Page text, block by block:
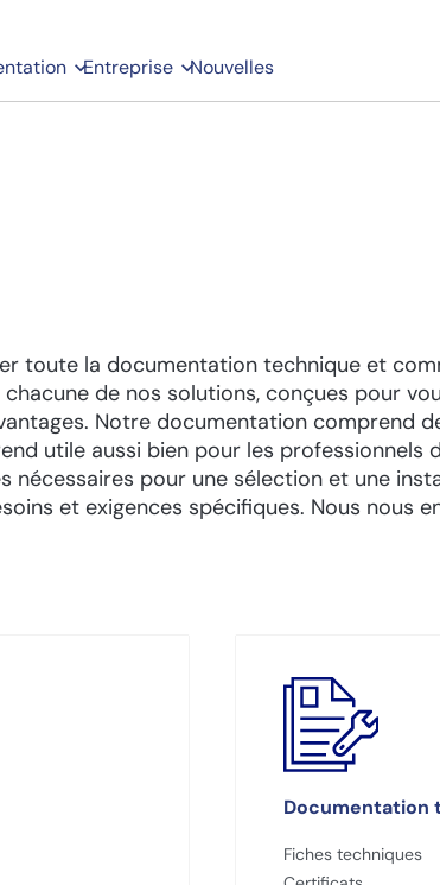
Entreprise Nouvelles
toute la documentation technique et
de nos solutions, conçues pour
Notre documentation comprend
utile aussi bien pour les professionnels
nécessaires pour une sélection et une
et exigences spécifiques. Nous nous
Documentation
Fiches techniques